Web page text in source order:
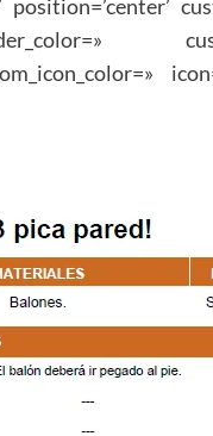
position=’center’